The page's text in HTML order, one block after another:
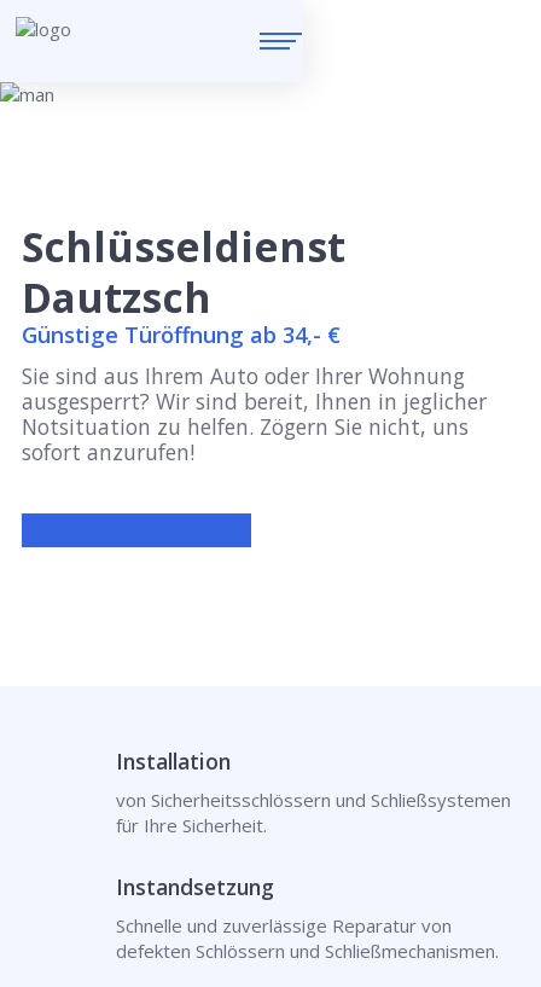
Schlüsseldienst
Dautzsch
Günstige Türöffnung ab 34,- €
Sie sind aus Ihrem Auto oder Ihrer Wohnung
ausgesperrt? Wir sind bereit, Ihnen in jeglicher
Notsituation zu helfen. Zögern Sie nicht, uns
sofort anzurufen!
Installation
von Sicherheitsschlössern und Schließsystemen
für Ihre Sicherheit.
Instandsetzung
Schnelle und zuverlässige Reparatur von
defekten Schlössern und Schließmechanismen.